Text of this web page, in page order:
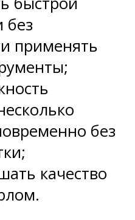
без
применять
без
качество